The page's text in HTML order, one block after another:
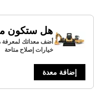
هل ستكون
أضف معداتك لمعرفة ما
خيارات إصلاح متاحة
إضافة معدة